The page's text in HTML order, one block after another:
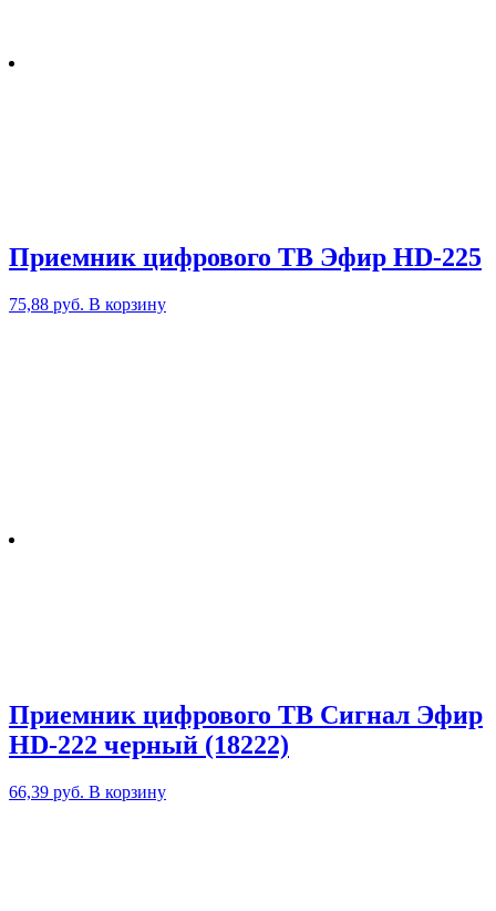
Приемник цифрового ТВ Эфир HD-225
75,88 руб. В корзину
Приемник цифрового ТВ Сигнал Эфир
HD-222 черный (18222)
66,39 руб. В корзину